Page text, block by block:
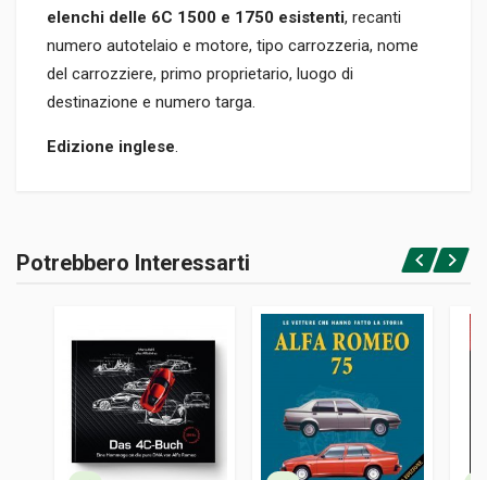
elenchi delle 6C 1500 e 1750 esistenti, recanti
numero autotelaio e motore, tipo carrozzeria, nome
del carrozziere, primo proprietario, luogo di
destinazione e numero targa.
Edizione inglese.
Rilegato
Macdonald
LINGUA DEL TESTO
DATA DI STAMPA
Accedi o registrati
Potrebbero Interessarti